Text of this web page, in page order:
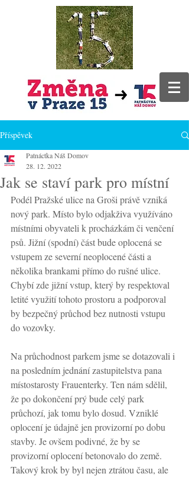
Příspěvek
Jak se staví park pro místní
Patnáctka Náš Domov
28. 12. 2022
Podél Pražské ulice na Groši právě vzniká
nový park. Místo bylo odjakživa využíváno
místními obyvateli k procházkám či venčení
psů. Jižní (spodní) část bude oplocená se
vstupem ze severní neoplocené části a
několika brankami přímo do rušné ulice.
Chybí zde jižní vstup, který by respektoval
letité využití tohoto prostoru a podporoval
by bezpečný průchod bez nutnosti vstupu
do vozovky.
Na průchodnost parkem jsme se dotazovali i
na posledním jednání zastupitelstva pana
místostarosty Frauenterky. Ten nám sdělil,
že po dokončení prý bude celý park
průchozí, jak tomu bylo dosud. Vzniklé
oplocení je údajně jen provizorní po dobu
stavby. Je ovšem podivné, že by se
provizorní oplocení betonovalo do země.
Takový krok by byl nejen ztrátou času, ale